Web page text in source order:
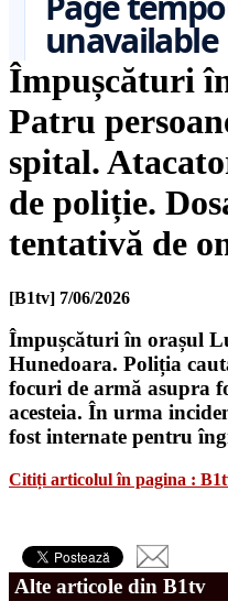
Împușcături
Patru
spital.
de poliție.
tentativă de
[B1tv] 7/06/2026
Împușcături în orașul
Hunedoara. Poliția
focuri de armă asupra
acesteia. În urma
fost internate pentru
Citiți articolul în pagina :
Alte articole din B1tv